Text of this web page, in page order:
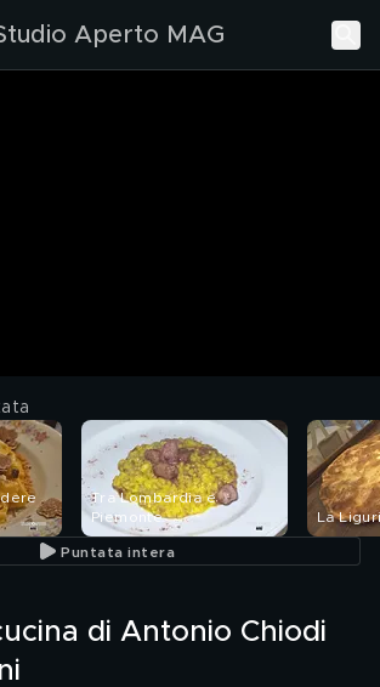
Aperto MAG
Tra Lombardia e
Piemonte
La
Puntata intera
di Antonio Chiodi